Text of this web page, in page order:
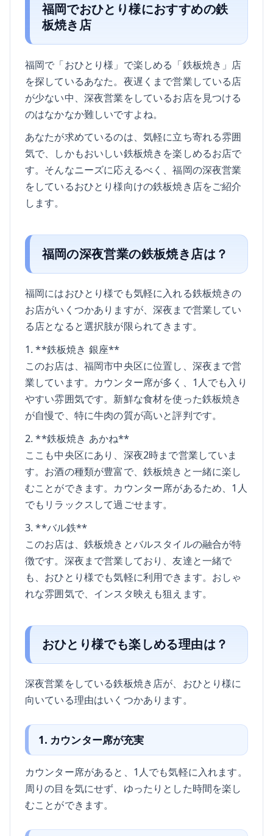
福岡でおひとり様におすすめの鉄
板焼き店
福岡で「おひとり様」で楽しめる「鉄板焼き」店
を探しているあなた。夜遅くまで営業している店
が少ない中、深夜営業をしているお店を見つける
のはなかなか難しいですよね。
あなたが求めているのは、気軽に立ち寄れる雰囲
気で、しかもおいしい鉄板焼きを楽しめるお店で
す。そんなニーズに応えるべく、福岡の深夜営業
をしているおひとり様向けの鉄板焼き店をご紹介
します。
福岡の深夜営業の鉄板焼き店は？
福岡にはおひとり様でも気軽に入れる鉄板焼きの
お店がいくつかありますが、深夜まで営業してい
る店となると選択肢が限られてきます。
1. **鉄板焼き 銀座**
このお店は、福岡市中央区に位置し、深夜まで営
業しています。カウンター席が多く、1人でも入り
やすい雰囲気です。新鮮な食材を使った鉄板焼き
が自慢で、特に牛肉の質が高いと評判です。
2. **鉄板焼き あかね**
ここも中央区にあり、深夜2時まで営業していま
す。お酒の種類が豊富で、鉄板焼きと一緒に楽し
むことができます。カウンター席があるため、1人
でもリラックスして過ごせます。
3. **バル鉄**
このお店は、鉄板焼きとバルスタイルの融合が特
徴です。深夜まで営業しており、友達と一緒で
も、おひとり様でも気軽に利用できます。おしゃ
れな雰囲気で、インスタ映えも狙えます。
おひとり様でも楽しめる理由は？
深夜営業をしている鉄板焼き店が、おひとり様に
向いている理由はいくつかあります。
1. カウンター席が充実
カウンター席があると、1人でも気軽に入れます。
周りの目を気にせず、ゆったりとした時間を楽し
むことができます。